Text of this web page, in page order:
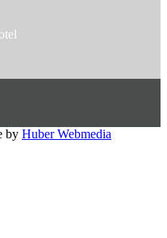
by Huber Webmedia